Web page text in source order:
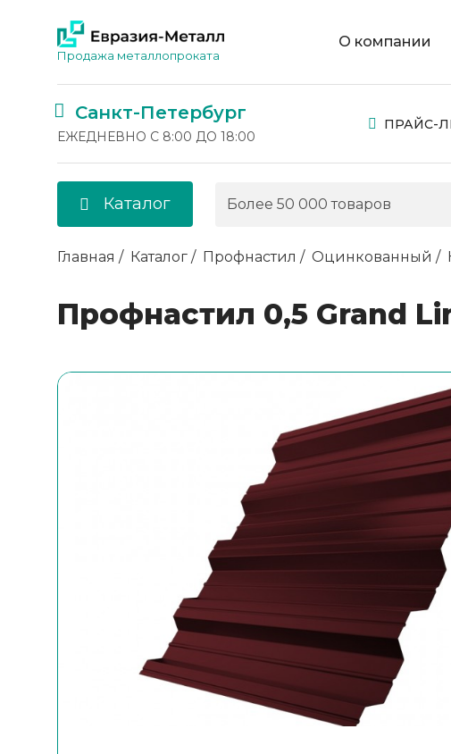
Продажа металлопроката
О компании
Санкт-Петербург
ЕЖЕДНЕВНО С 8:00 ДО 18:00
ПРАЙС-
Каталог
Главная Каталог Профнастил Оцинкованный
Профнастил 0,5 Grand